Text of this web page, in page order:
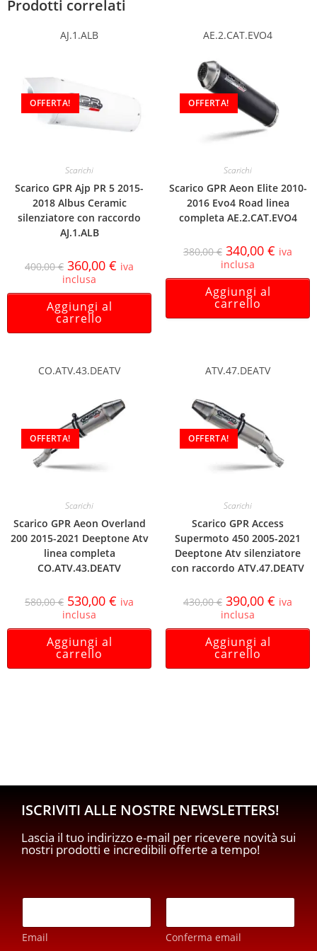
Prodotti correlati
AJ.1.ALB
OFFERTA!
Scarichi
Scarico GPR Ajp PR 5 2015-
2018 Albus Ceramic
silenziatore con raccordo
AJ.1.ALB
400,00€ 360,00 € iva
inclusa
Aggiungi al
carrello
AE.2.CAT.EVO4
OFFERTA!
Scarichi
Scarico GPR Aeon Elite 2010-
2016 Evo4 Road linea
completa AE.2.CAT.EVO4
380,00€ 340,00 € iva
inclusa
Aggiungi al
carrello
CO.ATV.43.DEATV
OFFERTA!
Scarichi
Scarico GPR Aeon Overland
200 2015-2021 Deeptone Atv
linea completa
CO.ATV.43.DEATV
580,00€ 530,00 € iva
inclusa
Aggiungi al
carrello
ATV.47.DEATV
OFFERTA!
Scarichi
Scarico GPR Access
Supermoto 450 2005-2021
Deeptone Atv silenziatore
con raccordo ATV.47.DEATV
430,00€ 390,00 € iva
inclusa
Aggiungi al
carrello
ISCRIVITI ALLE NOSTRE NEWSLETTERS!
Lascia il tuo indirizzo e-mail per ricevere novità sui
nostri prodotti e incredibili offerte a tempo!
E
a
iEmail Conferma email